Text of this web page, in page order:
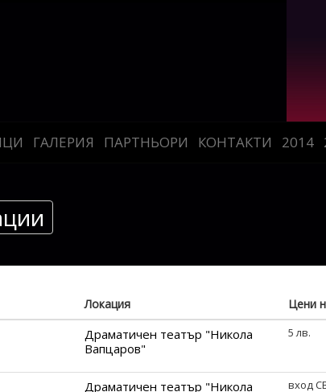
ГАЛЕРИЯ ПАРТНЬОРИ КОНТАКТИ 2014
Локация Цени
Драматичен театър "Никола
Вапцаров"
5 лв.
Драматичен театър "Никола
вход